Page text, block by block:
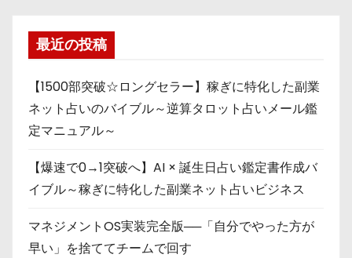
最近の投稿
【1500部突破☆ロングセラー】稼ぎに特化した副業
ネット占いのバイブル～逆算タロット占いメール鑑
定マニュアル～
【爆速で0→1突破へ】AI × 誕生日占い鑑定書作成バ
イブル～稼ぎに特化した副業ネット占いビジネス
マネジメントOS実装完全版──「自分でやった方が
早い」を捨ててチームで回す